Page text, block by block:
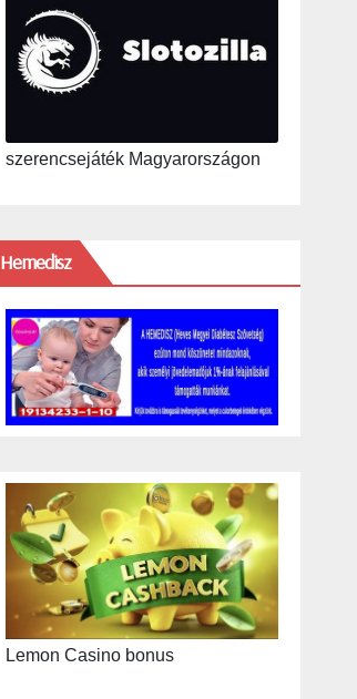
szerencsejáték Magyarországon
Hemedisz
Lemon Casino bonus